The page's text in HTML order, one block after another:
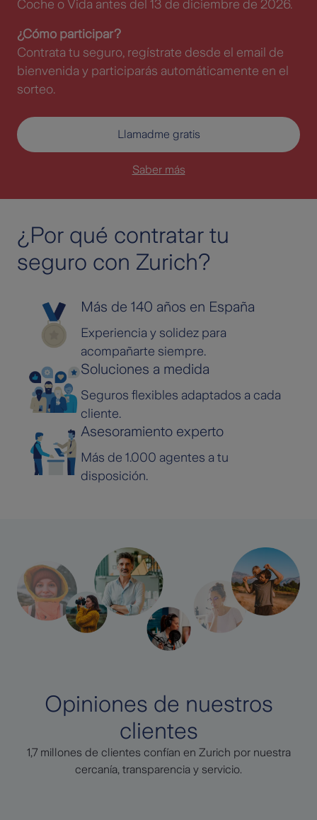
Coche o Vida antes del 13 de diciembre de 2026.
¿Cómo participar?
Contrata tu seguro, regístrate desde el email de
bienvenida y participarás automáticamente en el
sorteo.
Llamadme gratis
Saber más
¿Por qué contratar tu
seguro con Zurich?
Más de 140 años en España
Experiencia y solidez para
acompañarte siempre.
Soluciones a medida
Seguros flexibles adaptados a cada
cliente.
Asesoramiento experto
Más de 1.000 agentes a tu
disposición.
Opiniones de nuestros
clientes
1,7 millones de clientes confían en Zurich por nuestra
cercanía, transparencia y servicio.